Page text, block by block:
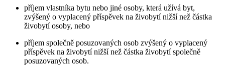
příjem vlastníka bytu nebo jiné osoby, která užívá byt,
zvýšený o vyplacený příspěvek na živobytí nižší než částka
živobytí osoby, nebo
příjem společně posuzovaných osob zvýšený o vyplacený
příspěvek na živobytí nižší než částka živobytí společně
posuzovaných osob.